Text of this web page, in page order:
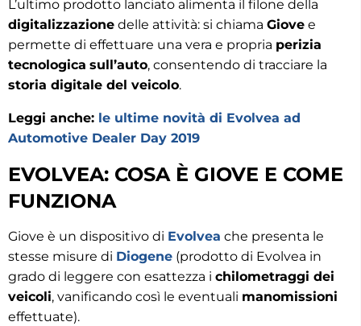
L’ultimo prodotto lanciato alimenta il filone della
digitalizzazione delle attività: si chiama Giove e
permette di effettuare una vera e propria perizia
tecnologica sull’auto, consentendo di tracciare la
storia digitale del veicolo.
Leggi anche: le ultime novità di Evolvea ad
Automotive Dealer Day 2019
EVOLVEA: COSA È GIOVE E COME
FUNZIONA
Giove è un dispositivo di Evolvea che presenta le
stesse misure di Diogene (prodotto di Evolvea in
grado di leggere con esattezza i chilometraggi dei
veicoli, vanificando così le eventuali manomissioni
effettuate).